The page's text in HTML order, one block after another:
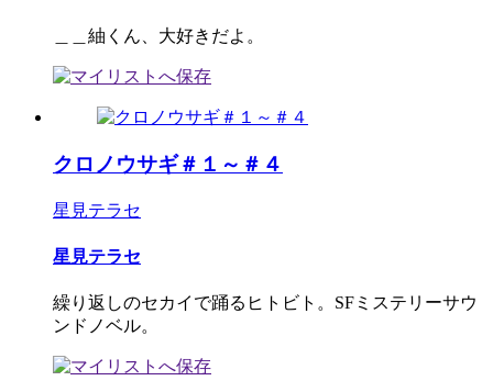
＿＿紬くん、大好きだよ。
クロノウサギ＃１～＃４
星見テラセ
星見テラセ
繰り返しのセカイで踊るヒトビト。SFミステリーサウ
ンドノベル。